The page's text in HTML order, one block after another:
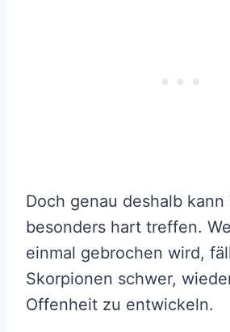
Doch genau deshalb kann
besonders hart treffen.
einmal gebrochen wird,
Skorpionen schwer,
Offenheit zu entwickeln.